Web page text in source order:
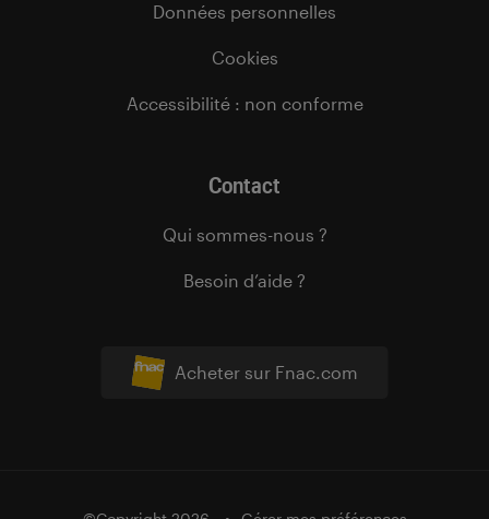
Acheter sur Fnac.com
Données personnelles
Cookies
Accessibilité : non conforme
Contact
Qui sommes-nous ?
Besoin d’aide ?